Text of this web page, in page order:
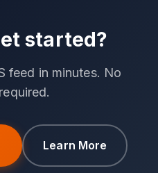
started?
feed in minutes. No
Learn More